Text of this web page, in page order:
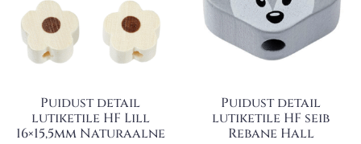
Puidust detail
lutiketile HF Lill
16×15,5mm Naturaalne
Puidust detail
lutiketile HF seib
Rebane Hall